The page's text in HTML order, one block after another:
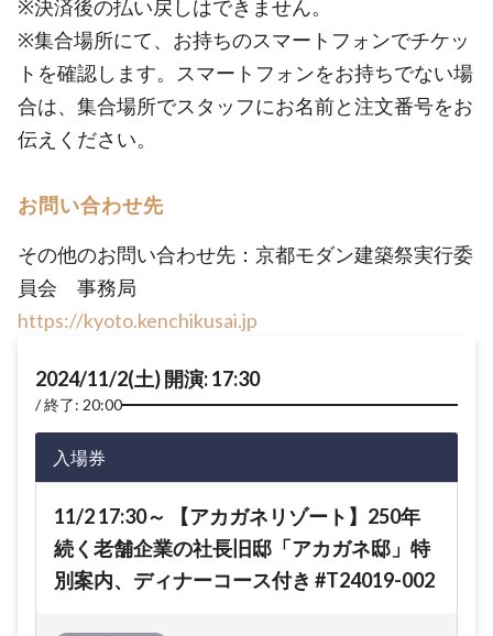
※決済後の払い戻しはできません。
※集合場所にて、お持ちのスマートフォンでチケッ
トを確認します。スマートフォンをお持ちでない場
合は、集合場所でスタッフにお名前と注文番号をお
伝えください。
お問い合わせ先
その他のお問い合わせ先：京都モダン建築祭実行委
員会 事務局
https://kyoto.kenchikusai.jp
2024/11/2(土) 開演: 17:30
終了: 20:00
入場券
11/2 17:30～ 【アカガネリゾート】250年
続く老舗企業の社長旧邸「アカガネ邸」特
別案内、ディナーコース付き #T24019-002